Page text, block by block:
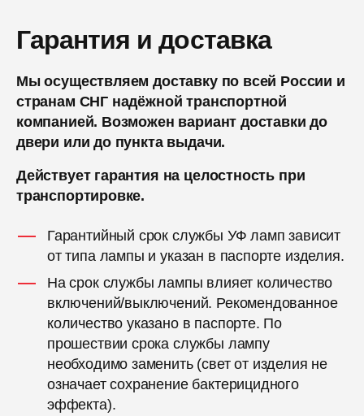
Гарантия и доставка
Мы осуществляем доставку по всей России и
странам СНГ надёжной транспортной
компанией. Возможен вариант доставки до
двери или до пункта выдачи.
Действует гарантия на целостность при
транспортировке.
Гарантийный срок службы УФ ламп зависит
от типа лампы и указан в паспорте изделия.
На срок службы лампы влияет количество
включений/выключений. Рекомендованное
количество указано в паспорте. По
прошествии срока службы лампу
необходимо заменить (свет от изделия не
означает сохранение бактерицидного
эффекта).